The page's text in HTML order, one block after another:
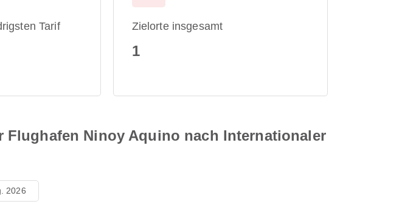
Tarif Zielorte insgesamt
1
Ninoy Aquino nach Internationaler
2026